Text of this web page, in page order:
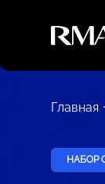
Главная
НАБОР